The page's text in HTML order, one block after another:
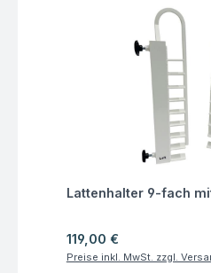
Fragen zum Artikel
Lattenhalter 9-fach
Regulärer Preis:
119,00 €
Preise inkl. MwSt. zzgl.